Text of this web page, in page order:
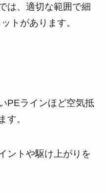
は、適切な範囲で細
トがあります。
PEラインほど空気抵
す。
ントや駆け上がりを